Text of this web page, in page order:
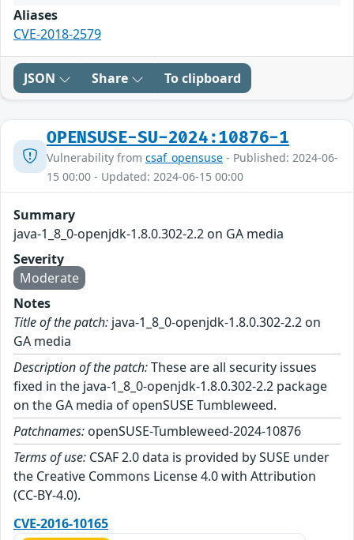
Aliases
CVE-2018-2579
JSON Share To clipboard
OPENSUSE-SU-2024:10876-1
Vulnerability from csaf_opensuse - Published: 2024-06-
15 00:00 - Updated: 2024-06-15 00:00
Summary
java-1_8_0-openjdk-1.8.0.302-2.2 on GA media
Severity
Moderate
Notes
Title of the patch: java-1_8_0-openjdk-1.8.0.302-2.2 on
GA media
Description of the patch:These are all security issues
fixed in the java-1_8_0-openjdk-1.8.0.302-2.2 package
on the GA media of openSUSE Tumbleweed.
Patchnames: openSUSE-Tumbleweed-2024-10876
Terms of use: CSAF 2.0 data is provided by SUSE under
the Creative Commons License 4.0 with Attribution
(CC-BY-4.0).
CVE-2016-10165